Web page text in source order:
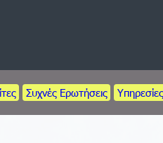
Συχνές Ερωτήσεις